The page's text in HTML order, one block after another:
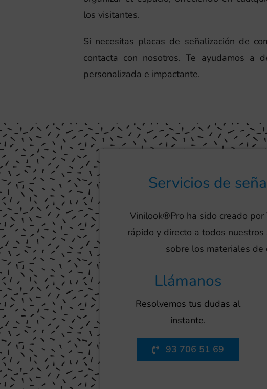
los visitantes.
Si necesitas placas de señalización de
contacta con nosotros. Te ayudamos a
personalizada e impactante.
Servicios de
Vinilook®Pro ha sido creado
rápido y directo a todos
sobre los materiales de
Llámanos
Resolvemos tus dudas al
instante.
93 706 51 69